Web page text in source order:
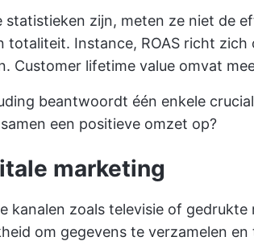
statistieken zijn, meten ze niet de
totaliteit. Instance, ROAS richt zich
Customer lifetime value omvat
beantwoordt één enkele
een positieve omzet op?
marketing
kanalen zoals televisie of gedrukte
om gegevens te verzamelen en